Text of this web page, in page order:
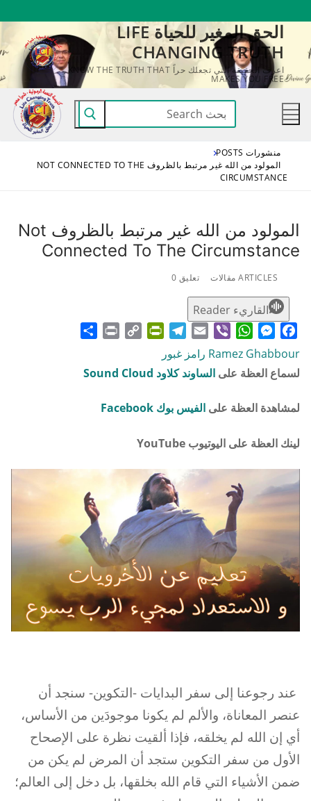
المحتوى
الحق المغير للحياة LIFE
CHANGING TRUTH
اعرف الحقيقة التي تجعلك حراً KNOW THE TRUTH THAT
MAKES YOU FREE
البحث
عن:
منشورات POSTS
المولود من الله غير مرتبط بالظروف NOT CONNECTED TO THE
CIRCUMSTANCE
المولود من الله غير مرتبط بالظروف Not
Connected To The Circumstance
ARTICLES مقالات تعليق 0
القاريء Reader
Facebook
Messenger
WhatsApp
Viber
Email
Telegram
PrintFriendly
Copy
Print
Ramez Ghabbour رامز غبور
لسماع العظة على الساوند كلاود Sound Cloud
لمشاهدة العظة على الفيس بوك Facebook
لينك العظة على اليوتيوب YouTube
عند رجوعنا إلى سفر البدايات -التكوين- سنجد أن
عنصر المعاناة، والألم لم يكونا موجودَين من الأساس،
أي إن الله لم يخلقه، فإذا ألقيت نظرة على الإصحاح
الأول من سفر التكوين ستجد أن المرض لم يكن من
ضمن الأشياء التي قام الله بخلقها، بل دخل إلى العالم؛